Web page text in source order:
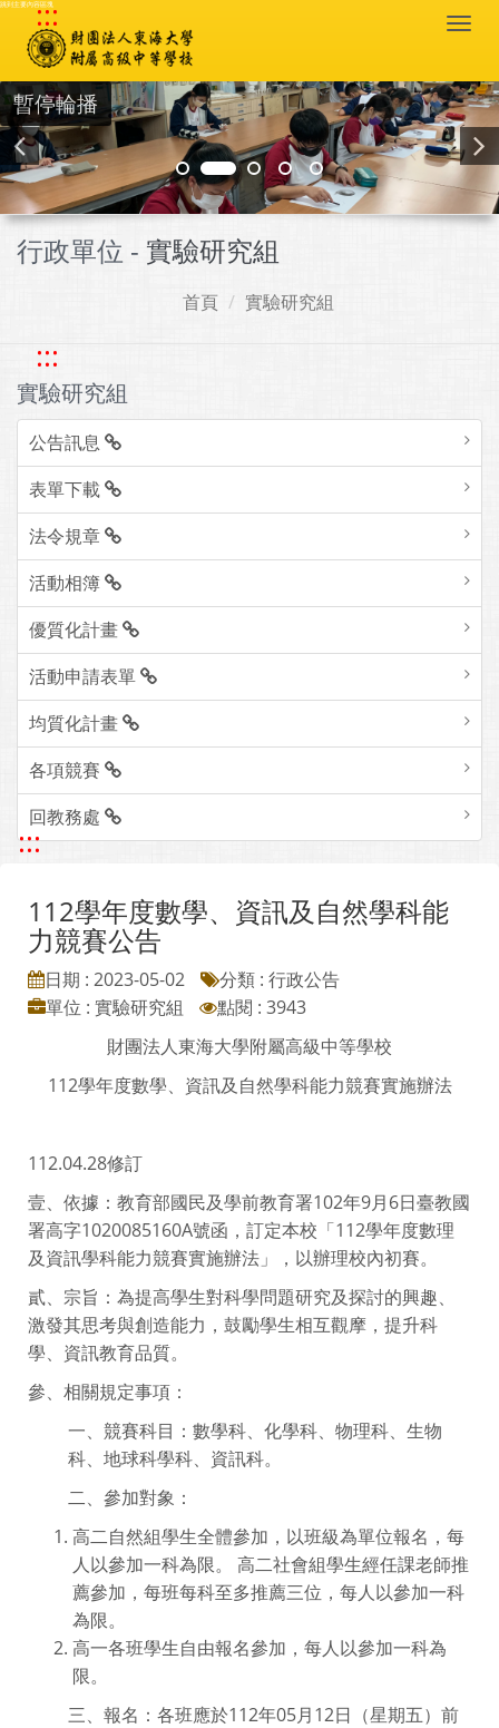
跳到主要內容區塊
:::
暫停輪播
行政單位 - 實驗研究組
首頁 實驗研究組
:::
實驗研究組
公告訊息
表單下載
法令規章
活動相簿
優質化計畫
活動申請表單
均質化計畫
各項競賽
回教務處
:::
112學年度數學、資訊及自然學科能
力競賽公告
日期 : 2023-05-02
分類 : 行政公告
單位 : 實驗研究組
點閱 : 3943
財團法人東海大學附屬高級中等學校
112學年度數學、資訊及自然學科能力競賽實施辦法
112.04.28修訂
壹、依據：教育部國民及學前教育署102年9月6日臺教國
署高字1020085160A號函，訂定本校「112學年度數理
及資訊學科能力競賽實施辦法」，以辦理校內初賽。
貳、宗旨：為提高學生對科學問題研究及探討的興趣、
激發其思考與創造能力，鼓勵學生相互觀摩，提升科
學、資訊教育品質。
參、相關規定事項：
一、競賽科目：數學科、化學科、物理科、生物
科、地球科學科、資訊科。
二、參加對象：
高二自然組學生全體參加，以班級為單位報名，每
人以參加一科為限。 高二社會組學生經任課老師推
薦參加，每班每科至多推薦三位，每人以參加一科
為限。
高一各班學生自由報名參加，每人以參加一科為
限。
三、報名：各班應於112年05月12日（星期五）前